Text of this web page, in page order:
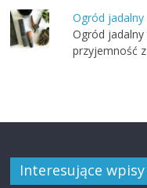
Ogród
Ogród jadalny
przyjemność
Interesujące wpisy